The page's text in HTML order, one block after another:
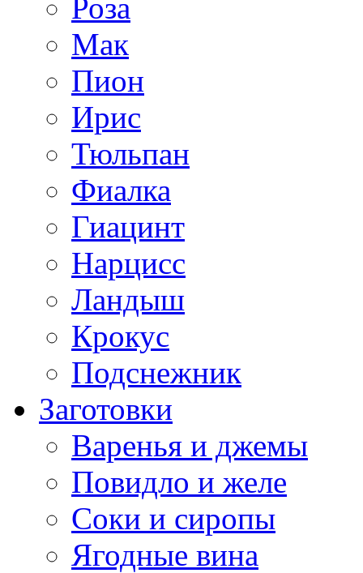
Роза
Мак
Пион
Ирис
Тюльпан
Фиалка
Гиацинт
Нарцисс
Ландыш
Крокус
Подснежник
Заготовки
Варенья и джемы
Повидло и желе
Соки и сиропы
Ягодные вина